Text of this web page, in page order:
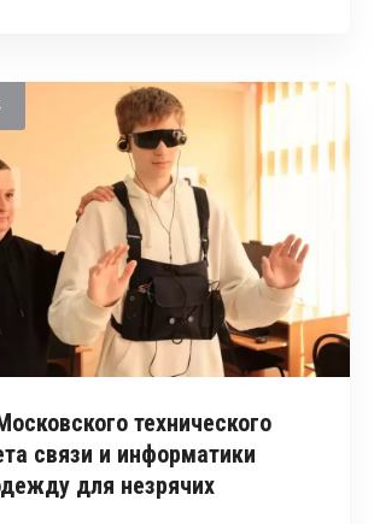
технического
связи и информатики
для незрячих